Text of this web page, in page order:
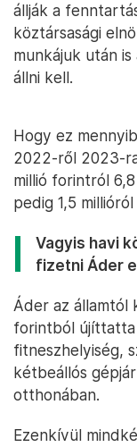
állják a
köztársasági
munkájuk után
állni kell.
Hogy ez
2022-ről 2023-
millió forintról
pedig 1,5
Vagyis havi
fizetni Áder
Áder az államtól
forintból újíttatta
fitneszhelyiség,
kétbeállós
otthonában.
Ezenkívül